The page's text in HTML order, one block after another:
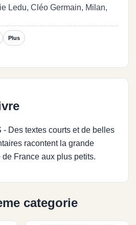
Ledu, Cléo Germain, Milan,
Plus
- Des textes courts et de belles
racontent la grande
de France aux plus petits.
categorie